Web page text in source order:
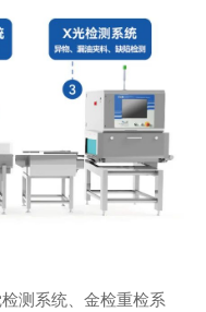
测系统、金检重检系